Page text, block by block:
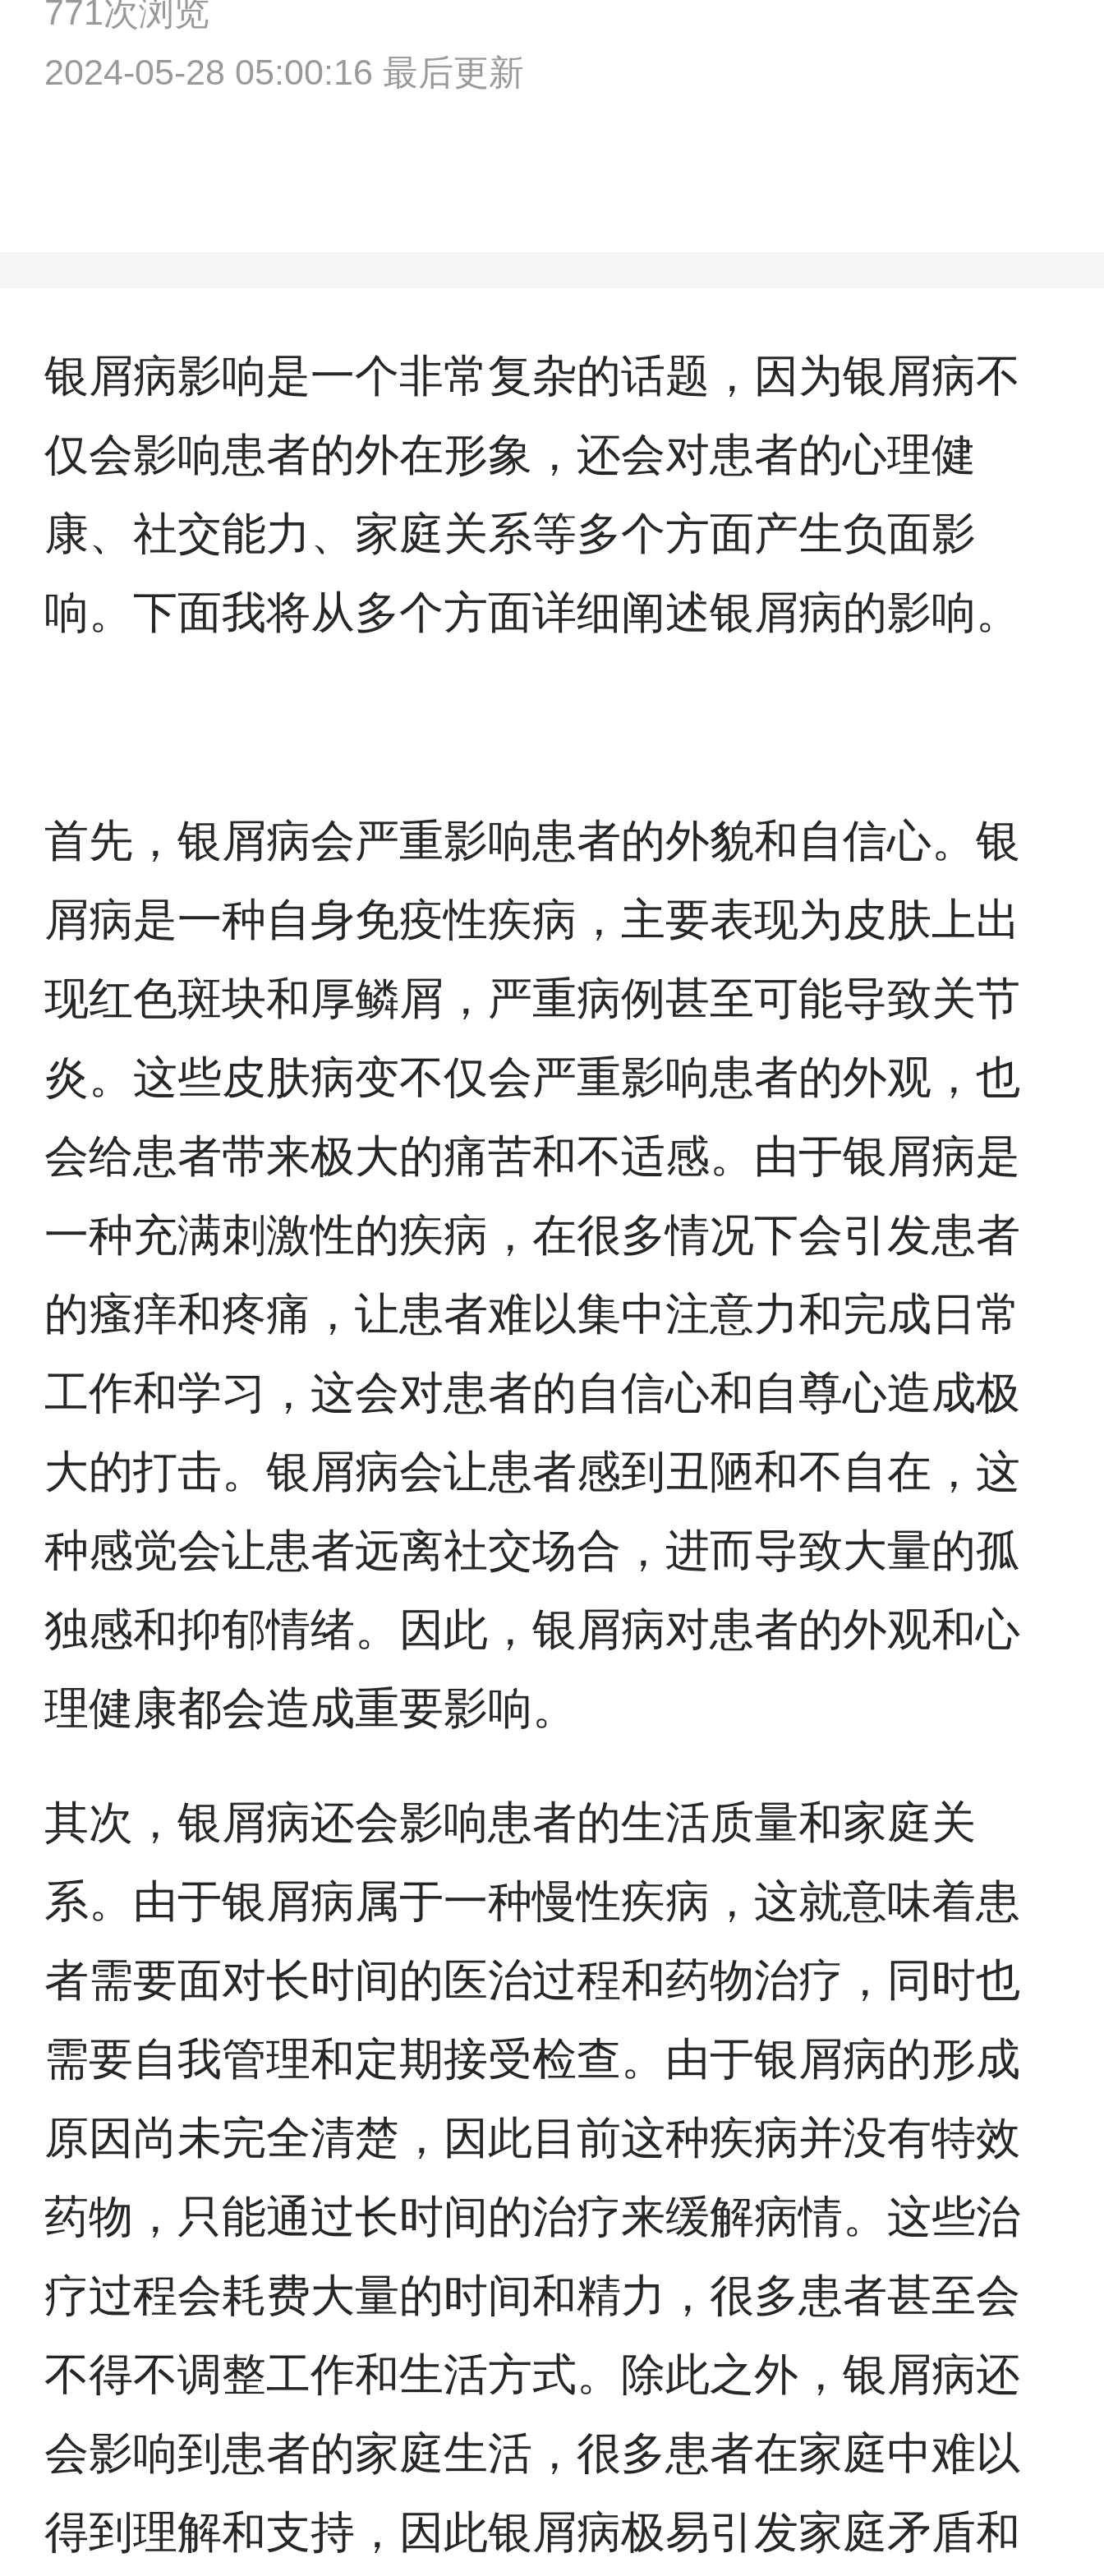
771次浏览
2024-05-28 05:00:16 最后更新
银屑病影响是一个非常复杂的话题，因为银屑病不
仅会影响患者的外在形象，还会对患者的心理健
康、社交能力、家庭关系等多个方面产生负面影
响。下面我将从多个方面详细阐述银屑病的影响。
首先，银屑病会严重影响患者的外貌和自信心。银
屑病是一种自身免疫性疾病，主要表现为皮肤上出
现红色斑块和厚鳞屑，严重病例甚至可能导致关节
炎。这些皮肤病变不仅会严重影响患者的外观，也
会给患者带来极大的痛苦和不适感。由于银屑病是
一种充满刺激性的疾病，在很多情况下会引发患者
的瘙痒和疼痛，让患者难以集中注意力和完成日常
工作和学习，这会对患者的自信心和自尊心造成极
大的打击。银屑病会让患者感到丑陋和不自在，这
种感觉会让患者远离社交场合，进而导致大量的孤
独感和抑郁情绪。因此，银屑病对患者的外观和心
理健康都会造成重要影响。
其次，银屑病还会影响患者的生活质量和家庭关
系。由于银屑病属于一种慢性疾病，这就意味着患
者需要面对长时间的医治过程和药物治疗，同时也
需要自我管理和定期接受检查。由于银屑病的形成
原因尚未完全清楚，因此目前这种疾病并没有特效
药物，只能通过长时间的治疗来缓解病情。这些治
疗过程会耗费大量的时间和精力，很多患者甚至会
不得不调整工作和生活方式。除此之外，银屑病还
会影响到患者的家庭生活，很多患者在家庭中难以
得到理解和支持，因此银屑病极易引发家庭矛盾和